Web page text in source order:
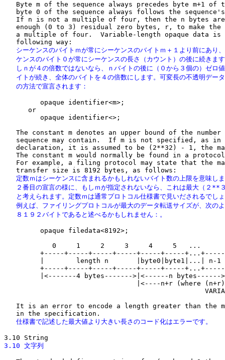
Byte m of the sequence always precedes byte m+1 of
byte 0 of the sequence always follows the
If n is not a multiple of four, then the n bytes
enough (0 to 3) residual zero bytes, r, to make the
a multiple of four.  Variable-length opaque data is
シーケンスのバイトｍが常にシーケンスのバイトｍ＋１より前にあり
ケンスのバイト０が常にシーケンスの長さ（カウント）の後に続きま
しｎが４の倍数ではないなら、ｎバイトの後に（０から３個の）ゼロ
イトが続き、全体のバイトを４の倍数にします。可変長の不透明デー
   の方法で宣言されます：
         opaque identifier<m>;
      or
         opaque identifier<>;
The constant m denotes an upper bound of the number
sequence may contain.  If m is not specified, as in
declaration, it is assumed to be (2**32) - 1, the
The constant m would normally be found in a
For example, a filing protocol may state that the
定数ｍはシーケンスに含まれるかもしれないバイト数の上限を意味し
２番目の宣言の様に、もしｍが指定されないなら、これは最大（２**
と考えられます。定数ｍは通常プロトコル仕様書で見いだされるでし
例えば、ファイリングプロトコルが最大のデータ転送サイズが、次の
   ８１９２バイトであると述べるかもしれません：。
         opaque filedata<8192>;
            0     1     2     3     4     5   ...
+-----+-----+-----+-----+-----+-----
|        length n       |byte0|byte1|...| n-1
+-----+-----+-----+-----+-----+-----
|<-------4 bytes------->|<------n bytes------
|<----n+r (where
It is an error to encode a length greater than the
   仕様書で記述した最大値より大きい長さのコード化はエラーです。
3.10 文字列